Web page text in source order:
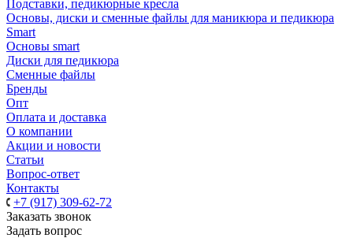
Подставки, педикюрные кресла
Основы, диски и сменные файлы для маникюра и педикюра
Smart
Основы smart
Диски для педикюра
Сменные файлы
Бренды
Опт
Оплата и доставка
О компании
Акции и новости
Статьи
Вопрос-ответ
Контакты
+7 (917) 309-62-72
Заказать звонок
Задать вопрос